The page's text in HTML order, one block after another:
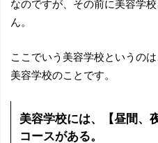
なのですが、その前に美容学
ん。
ここでいう美容学校というの
美容学校のことです。
美容学校には、【昼間、
コースがある。